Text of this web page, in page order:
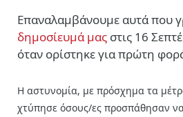
Επαναλαμβάνουμε αυτά που
δημοσίευμά μας στις 16
όταν ορίστηκε για πρώτη
Η αστυνομία, με πρόσχημα τα
χτύπησε όσους/ες προσπάθησαν